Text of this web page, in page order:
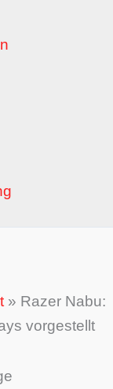
» Razer Nabu:
vorgestellt